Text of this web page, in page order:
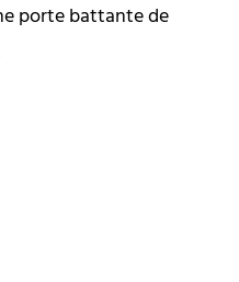
porte battante de